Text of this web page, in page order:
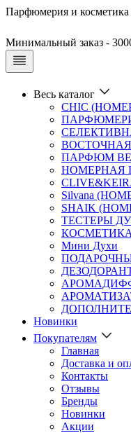
Парфюмерия и косметика
Минимальный заказ -
Весь каталог
CHIC
ПАРФЮМ
НОМЕРНАЯ
Silvana
SHAIK
ТЕСТЕРЫ
Мини Духи
Новинки
Покупателям
Главная
Доставка и
Контакты
Отзывы
Бренды
Новинки
Акции